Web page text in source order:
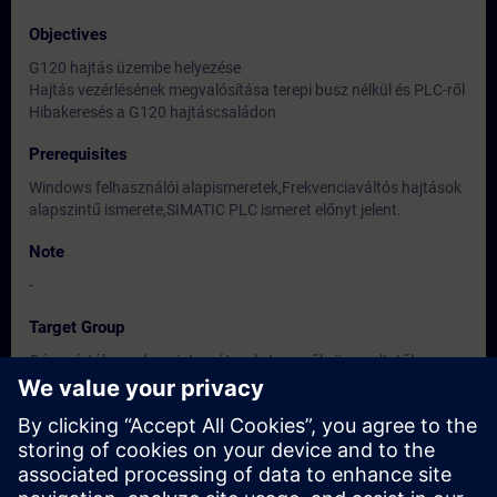
Objectives
G120 hajtás üzembe helyezése
Hajtás vezérlésének megvalósítása terepi busz nélkül és PLC-ről
Hibakeresés a G120 hajtáscsaládon
Prerequisites
Windows felhasználói alapismeretek,Frekvenciaváltós hajtások
alapszintű ismerete,SIMATIC PLC ismeret előnyt jelent.
Note
-
Target Group
Gépgyártók, rendszerintegrátorok, tervezők, üzemeltetők,
karbantartók, villamos és gépész szakemberek
Dates And Registration